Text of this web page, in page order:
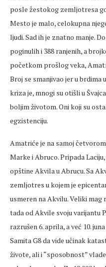
posle žestokog zemljotresa
Mesto je malo, celokupna
ljudi. Sad ih je znatno manje.
poginulih i 388 ranjenih, a
početkom prošlog veka,
Broj se smanjivao jer u brdima
kriza je, mnogi su otišli u
boljim životom. Oni koji su
egzistenciju.
Amatriće je na samoj
Marke i Abruco. Pripada
opštine Akvila u Abrucu. Sa
zemljotres u kojem je
usmeren na Akvilu. Veliki
tada od Akvile svoju varijantu
razrušen 6. aprila, a već 10.
Samita G8 da vide učinak
živote, ali i “sposobnost”